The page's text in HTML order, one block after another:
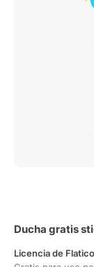
Ducha gratis
Licencia de